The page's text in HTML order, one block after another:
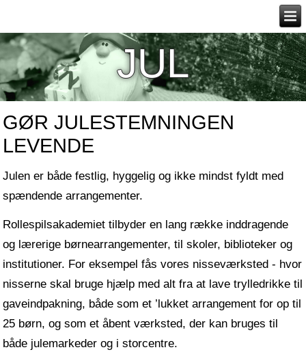
JUL
GØR JULESTEMNINGEN
LEVENDE
Julen er både festlig, hyggelig og ikke mindst fyldt med
spændende arrangementer.
Rollespilsakademiet tilbyder en lang række inddragende
og lærerige børnearrangementer, til skoler, biblioteker og
institutioner. For eksempel fås vores nisseværksted - hvor
nisserne skal bruge hjælp med alt fra at lave trylledrikke til
gaveindpakning, både som et ’lukket arrangement for op til
25 børn, og som et åbent værksted, der kan bruges til
både julemarkeder og i storcentre.